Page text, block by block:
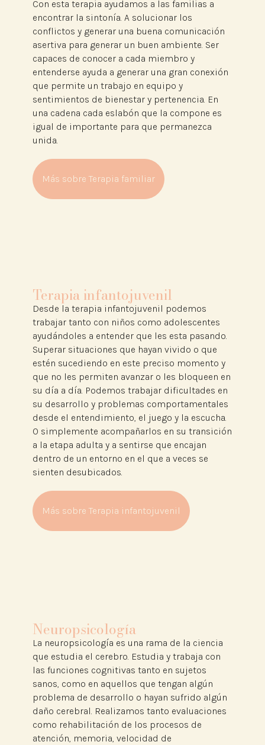
Con esta terapia ayudamos a las familias a
encontrar la sintonía. A solucionar los
conflictos y generar una buena comunicación
asertiva para generar un buen ambiente. Ser
capaces de conocer a cada miembro y
entenderse ayuda a generar una gran conexión
que permite un trabajo en equipo y
sentimientos de bienestar y pertenencia. En
una cadena cada eslabón que la compone es
igual de importante para que permanezca
unida.
Más sobre Terapia familiar
Terapia infantojuvenil
Desde la terapia infantojuvenil podemos
trabajar tanto con niños como adolescentes
ayudándoles a entender que les esta pasando.
Superar situaciones que hayan vivido o que
estén sucediendo en este preciso momento y
que no les permiten avanzar o les bloqueen en
su día a día. Podemos trabajar dificultades en
su desarrollo y problemas comportamentales
desde el entendimiento, el juego y la escucha.
O simplemente acompañarlos en su transición
a la etapa adulta y a sentirse que encajan
dentro de un entorno en el que a veces se
sienten desubicados.
Más sobre Terapia infantojuvenil
Neuropsicología
La neuropsicología es una rama de la ciencia
que estudia el cerebro. Estudia y trabaja con
las funciones cognitivas tanto en sujetos
sanos, como en aquellos que tengan algún
problema de desarrollo o hayan sufrido algún
daño cerebral. Realizamos tanto evaluaciones
como rehabilitación de los procesos de
atención, memoria, velocidad de